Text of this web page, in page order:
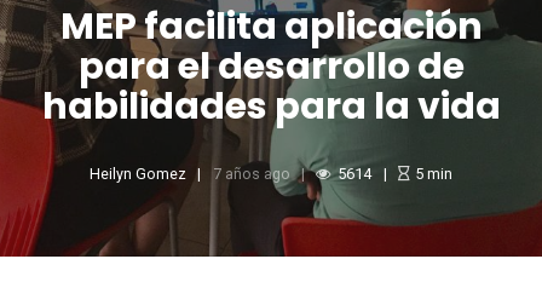
MEP facilita aplicación
para el desarrollo de
habilidades para la vida
Heilyn Gomez 7 años ago 5614 5min